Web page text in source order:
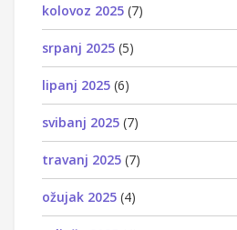
kolovoz 2025 (7)
srpanj 2025 (5)
lipanj 2025 (6)
svibanj 2025 (7)
travanj 2025 (7)
ožujak 2025 (4)